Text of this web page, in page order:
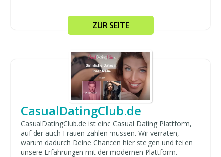
ZUR SEITE
CasualDatingClub.de
CasualDatingClub.de ist eine Casual Dating Plattform,
auf der auch Frauen zahlen müssen. Wir verraten,
warum dadurch Deine Chancen hier steigen und teilen
unsere Erfahrungen mit der modernen Plattform.